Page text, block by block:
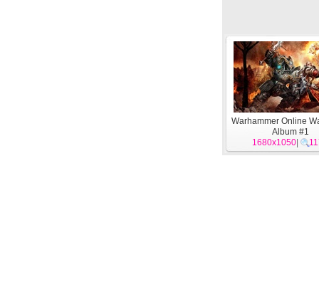
Warhammer Online
Album #1
1680x1050